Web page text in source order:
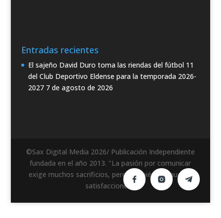
Entradas recientes
El sajeño David Duro toma las riendas del fútbol 11
del Club Deportivo Eldense para la temporada 2026-
2027 7 de agosto de 2026
©Sax Digital Media 2026/ Publicación Independiente
fundada en el año 2013. "La pasión por comunicar
exige muchos sacrificios, pero también da muchas
satisfacciones".